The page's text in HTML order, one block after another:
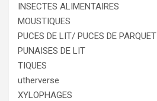
INSECTES ALIMENTAIRES
MOUSTIQUES
PUCES DE LIT/ PUCES DE PARQUET
PUNAISES DE LIT
TIQUES
utherverse
XYLOPHAGES